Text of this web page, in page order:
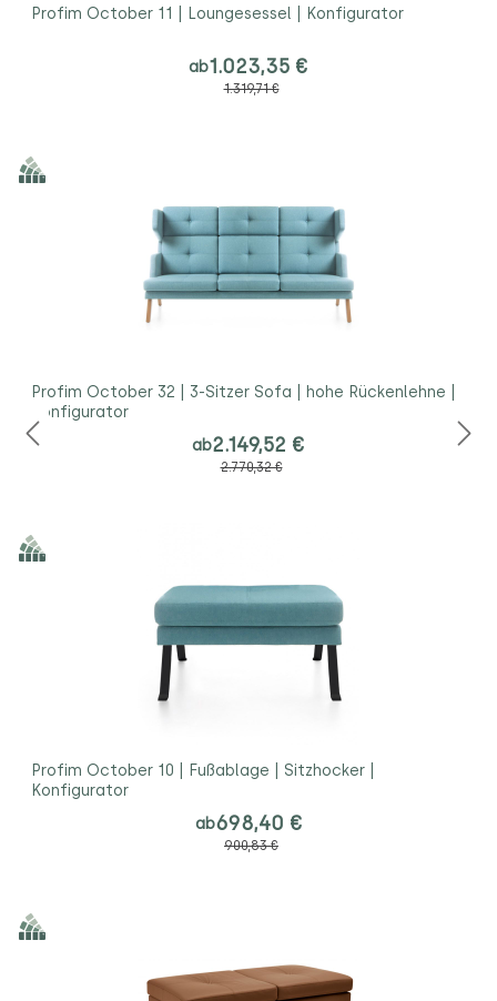
Profim October 11 | Loungesessel | Konfigurator
ab1.023,35 €
1.319,71 €
Profim October 32 | 3-Sitzer Sofa | hohe Rückenlehne |
Konfigurator
ab2.149,52 €
2.770,32 €
Profim October 10 | Fußablage | Sitzhocker |
Konfigurator
ab698,40 €
900,83 €